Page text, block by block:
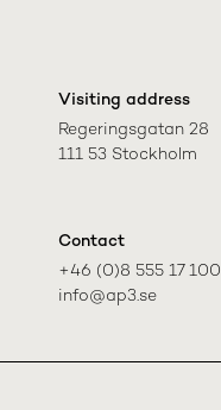
Visiting address
Regeringsgatan 28
111 53 Stockholm
Contact
+46 (0)8 555 17 100
info@ap3.se